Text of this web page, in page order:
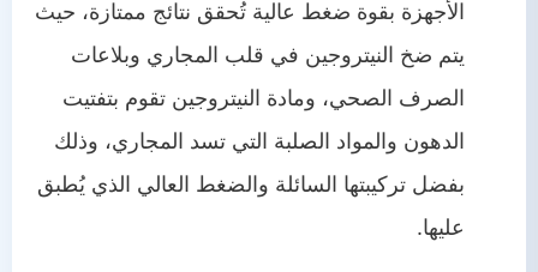
الأجهزة بقوة ضغط عالية تُحقق نتائج ممتازة، حيث
يتم ضخ النيتروجين في قلب المجاري وبلاعات
الصرف الصحي، ومادة النيتروجين تقوم بتفتيت
الدهون والمواد الصلبة التي تسد المجاري، وذلك
بفضل تركيبتها السائلة والضغط العالي الذي يُطبق
عليها.